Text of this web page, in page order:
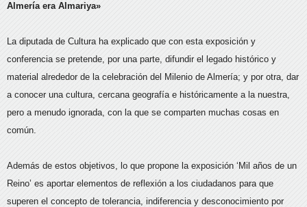
Almería era Almariya»
La diputada de Cultura ha explicado que con esta exposición y
conferencia se pretende, por una parte, difundir el legado histórico y
material alrededor de la celebración del Milenio de Almería; y por otra, dar
a conocer una cultura, cercana geografía e históricamente a la nuestra,
pero a menudo ignorada, con la que se comparten muchas cosas en
común.
Además de estos objetivos, lo que propone la exposición ‘Mil años de un
Reino’ es aportar elementos de reflexión a los ciudadanos para que
superen el concepto de tolerancia, indiferencia y desconocimiento por